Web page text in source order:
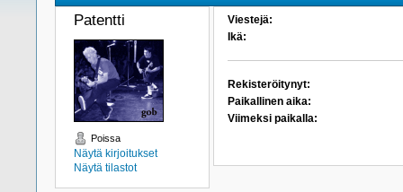
Patentti
Poissa
Näytä kirjoitukset
Näytä tilastot
Viestejä:
Ikä:
Rekisteröitynyt:
Paikallinen aika:
Viimeksi paikalla: